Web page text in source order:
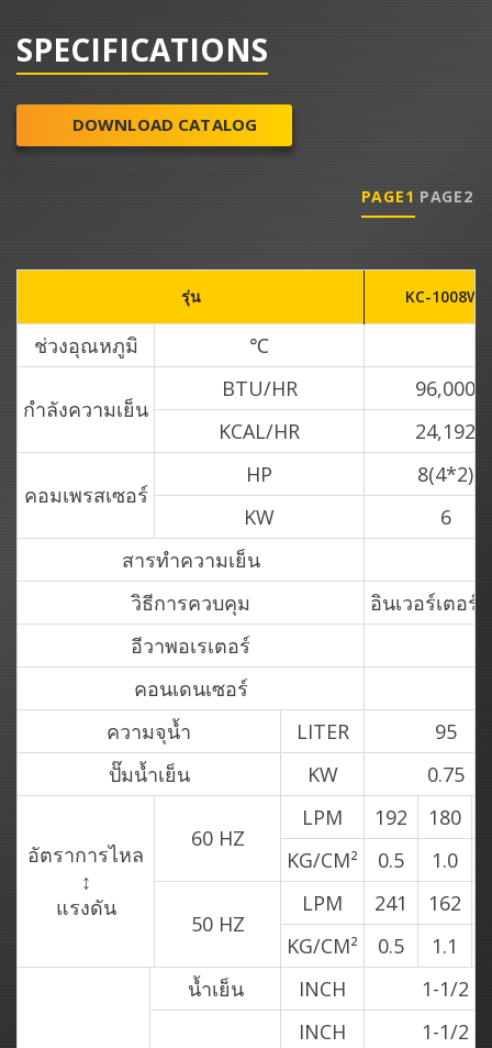
SPECIFICATIONS
DOWNLOAD CATALOG
PAGE1 PAGE2
รุ่น KC-1008WI
ช่วงอุณหภูมิ ℃
กำลังความเย็น
BTU/HR
96,000
KCAL/HR
24,192
คอมเพรสเซอร์
HP
8(4*2)
KW
6
สารทำความเย็น
วิธีการควบคุม
อินเวอร์เตอ
อีวาพอเรเตอร์
คอนเดนเซอร์
ความจุน้ำ
LITER
95
ปั๊มน้ำเย็น
KW 0.75
อัตราการไหล
↕
แรงดัน
60 HZ
LPM 192 180
KG/CM²
0.5 1.0
50 HZ
LPM 241 162
KG/CM²
0.5 1.1
น้ำเย็น
INCH
1-1/2
INCH
1-1/2